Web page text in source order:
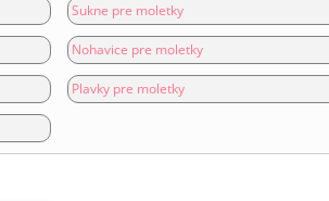
Sukne pre moletky
Nohavice pre moletky
Plavky pre moletky